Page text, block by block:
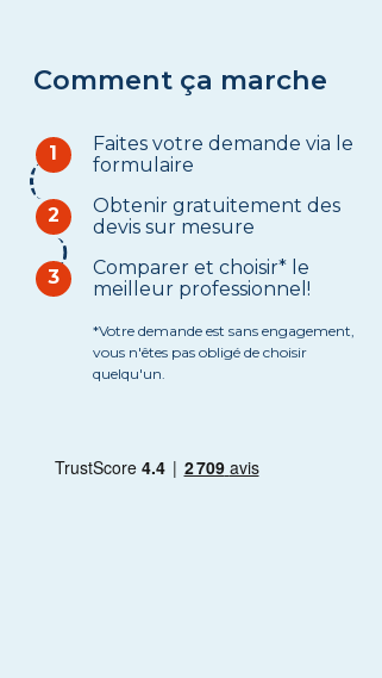
Comment ça marche
1
Faites votre demande via le
formulaire
2
Obtenir gratuitement des
devis sur mesure
3
Comparer et choisir* le
meilleur professionnel!
*Votre demande est sans engagement,
vous n'êtes pas obligé de choisir
quelqu'un.